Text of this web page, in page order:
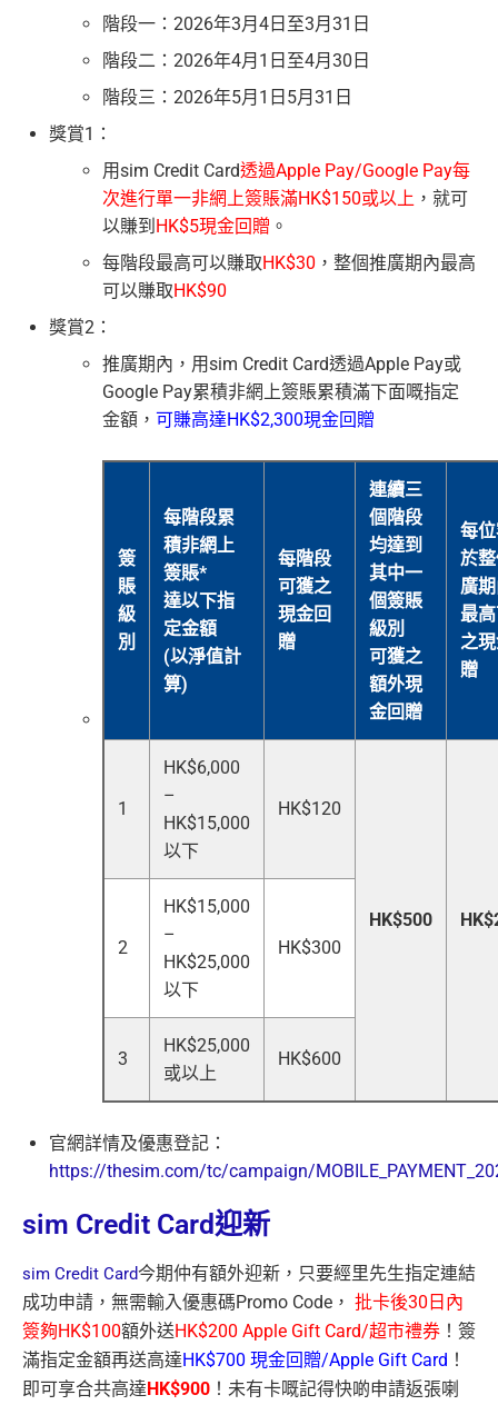
階段一：2026年3月4日至3月31日
階段二：2026年4月1日至4月30日
階段三：2026年5月1日5月31日
獎賞1：
用sim Credit Card透過Apple Pay/Google Pay每
次進行單一非網上簽賬滿HK$150或以上 ，就可
以賺到 HK$5現金回贈 。
每階段最高可以賺取HK$30 ，整個推廣期內最高
可以賺取HK$90
獎賞2：
推廣期內，用sim Credit Card透過Apple Pay或
Google Pay累積非網上簽賬累積滿下面嘅指定
金額， 可賺高達HK$2,300現金回贈
簽
賬
級
別
每階段累
積非網上
簽賬*
達以下指
定金額
(以淨值計
算)
每階段
可獲之
現金回
贈
連續三
個階段
均達到
其中一
個簽賬
級別
可獲之
額外現
金回贈
每
於
廣
最
之
贈
1
HK$6,000
–
HK$15,000
以下
HK$120
HK$500
2
HK$15,000
–
HK$25,000
以下
HK$300
3
HK$25,000
或以上
HK$600
官網詳情及優惠登記：
https://thesim.com/tc/campaign/
sim Credit Card迎新
sim Credit Card今期仲有額外迎新，只要經里先生指定連結
成功申請，無需輸入優惠碼Promo Code， 批卡後30日內
簽夠HK$100額外送HK$200 Apple Gift Card/超市禮券 ！簽
滿指定金額再送高達HK$700 現金回贈/Apple Gift Card ！
即可享合共高達HK$900 ！未有卡嘅記得快啲申請返張喇